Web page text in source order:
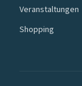
Veranstaltungen
Shopping